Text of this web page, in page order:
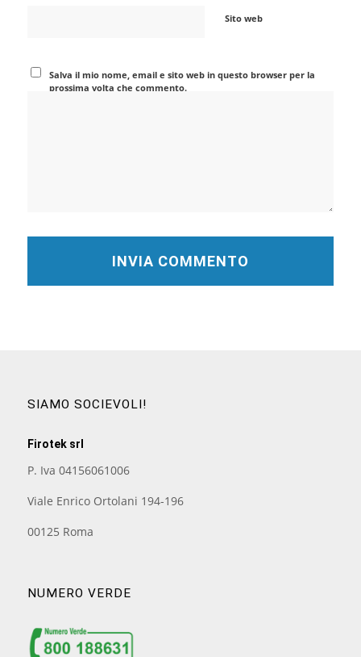
Sito web
Salva il mio nome, email e sito web in questo browser per la
prossima volta che commento.
SIAMO SOCIEVOLI!
Firotek srl
P. Iva 04156061006
Viale Enrico Ortolani 194-196
00125 Roma
NUMERO VERDE